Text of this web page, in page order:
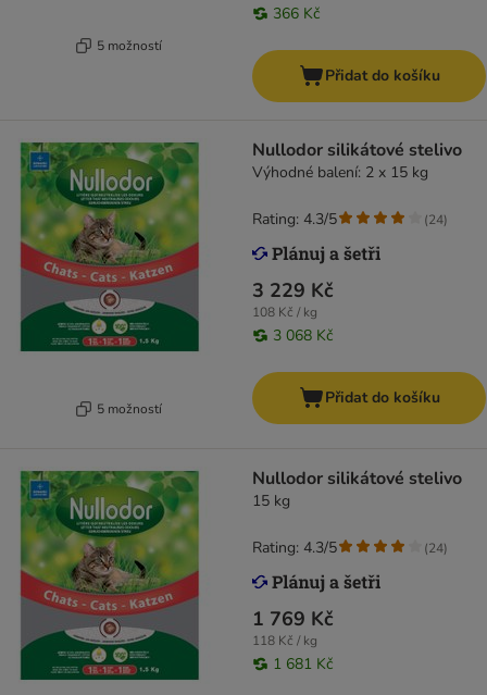
5 možností
366 Kč
Přidat do košíku
5 možností
Nullodor silikátové stelivo
Výhodné balení: 2 x 15 kg
3 229 Kč
108 Kč / kg
3 068 Kč
Rating: 4.3/5 (24)
Přidat do košíku
Nullodor silikátové stelivo
15 kg
1 769 Kč
118 Kč / kg
1 681 Kč
Rating: 4.3/5 (24)